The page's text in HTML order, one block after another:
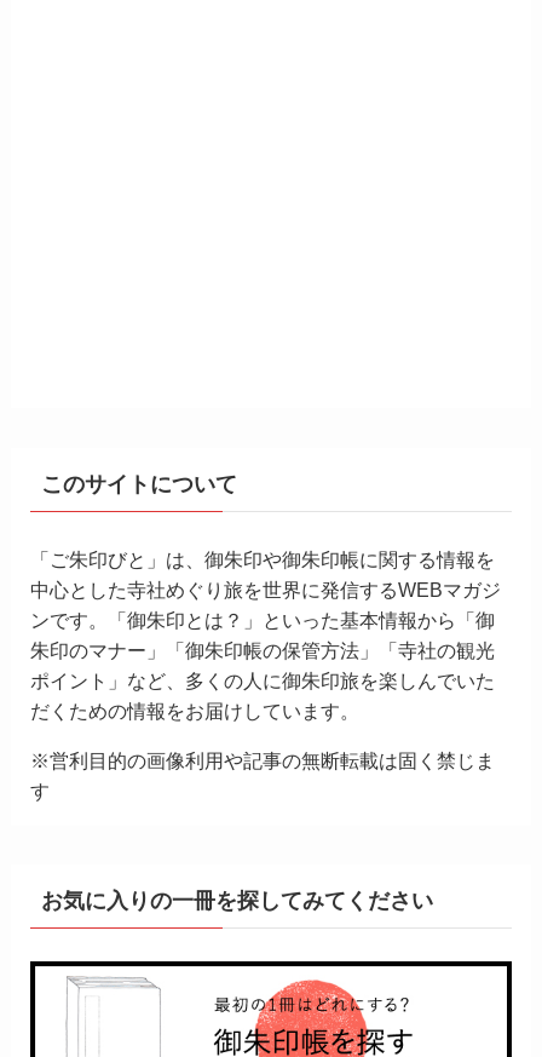
このサイトについて
「ご朱印びと」は、御朱印や御朱印帳に関する情報を
中心とした寺社めぐり旅を世界に発信するWEBマガジ
ンです。「御朱印とは？」といった基本情報から「御
朱印のマナー」「御朱印帳の保管方法」「寺社の観光
ポイント」など、多くの人に御朱印旅を楽しんでいた
だくための情報をお届けしています。
※営利目的の画像利用や記事の無断転載は固く禁じま
す
お気に入りの一冊を探してみてください